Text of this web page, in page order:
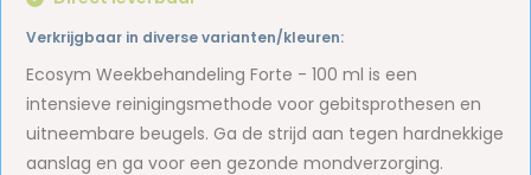
Verkrijgbaar in diverse varianten/kleuren:
Ecosym Weekbehandeling Forte - 100 ml is een
intensieve reinigingsmethode voor gebitsprothesen en
uitneembare beugels. Ga de strijd aan tegen hardnekkige
aanslag en ga voor een gezonde mondverzorging.